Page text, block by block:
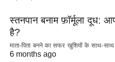
स्तनपान बनाम फ़ॉर्मूला दूध:
है?
माता-पिता बनने का सफर खुशियों के साथ-
6 months ago